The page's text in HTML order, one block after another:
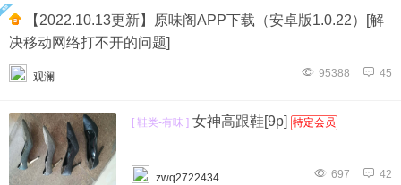
决移动网络打不开的问题]
观澜 95388 45
[ 鞋类-有味 ] 女神高跟鞋[9p] 特定会员
zwq2722434 697 42